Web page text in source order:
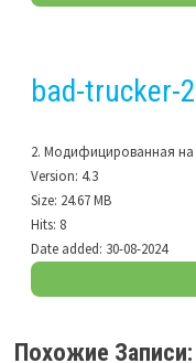
bad-trucker-
2. Модифицированная на
Version: 4.3
Size: 24.67 MB
Hits: 8
Date added: 30-08-2024
Похожие Записи: